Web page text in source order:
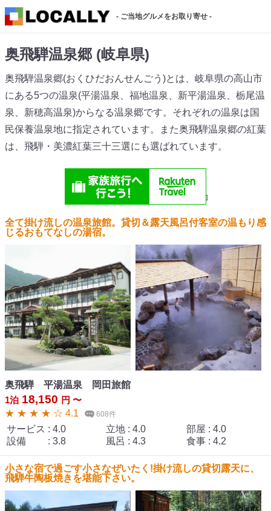
- ご当地グルメをお取り寄せ -
奥飛騨温泉郷 (岐阜県)
奥飛騨温泉郷(おくひだおんせんごう)とは、岐阜県の高山市
にある5つの温泉(平湯温泉、福地温泉、新平湯温泉、栃尾温
泉、新穂高温泉)からなる温泉郷です。それぞれの温泉は国
民保養温泉地に指定されています。また奥飛騨温泉郷の紅葉
は、飛騨・美濃紅葉三十三選にも選ばれています。
全て掛け流しの温泉旅館。貸切＆露天風呂付客室の温もり感
じるおもてなしの湯宿。
奥飛騨 平湯温泉 岡田旅館
1泊 18,150 円 〜
★ ★ ★ ★ ☆ 4.1
608件
サービス : 4.0 立地 : 4.0 部屋 : 4.0
設備
: 3.8 風呂 : 4.3 食事 : 4.2
小さな宿で過ごす小さなぜいたく!掛け流しの貸切露天に、
飛騨牛陶板焼きを堪能下さい。